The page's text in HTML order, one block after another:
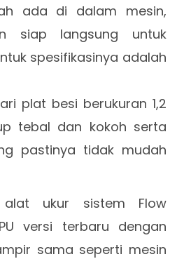
ada di dalam mesin,
siap langsung untuk
spesifikasinya adalah
plat besi berukuran 1,2
tebal dan kokoh serta
pastinya tidak mudah
alat ukur sistem Flow
versi terbaru dengan
sama seperti mesin